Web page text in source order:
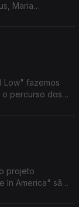
Maria
Low" fazemos
o percurso dos
projeto
In America" são